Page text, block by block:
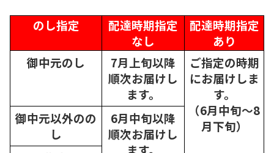
のし指定
配達時期指定
なし
配達時期指定
あり
御中元のし
7月上旬以降
順次お届けし
ます。
ご指定の時期
にお届けしま
す。
（6月中旬～8
月下旬）
御中元以外のの
し
6月中旬以降
順次お届けし
ます。